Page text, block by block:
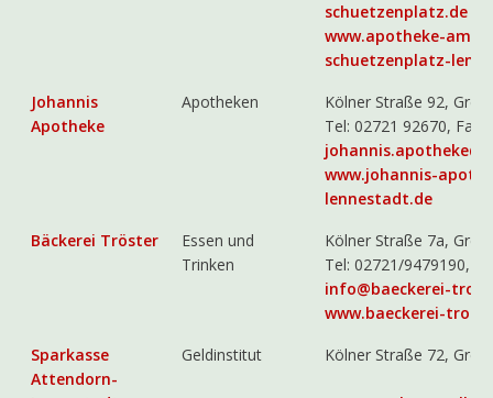
schuetzenplatz.de
www.apotheke-am-
schuetzenplatz-
Johannis
Apotheke
Apotheken
Kölner Straße 92,
Tel: 02721 92670, Fax
www.johannis-
lennestadt.de
Bäckerei Tröster
Essen und
Trinken
Kölner Straße 7a,
Tel: 02721/9479190,
info@baeckerei-
www.baeckerei-
Sparkasse
Attendorn-
Geldinstitut Kölner Straße 72,